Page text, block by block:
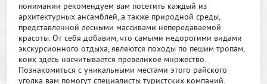
понимании рекомендуем вам посетить каждый из
архитектурных ансамблей, а также природной среды,
представленной лесными массивами непередаваемой
красоты. От себя добавим, что самыми недорогими видами
экскурсионного отдыха, являются походы по пешим тропам,
коих здесь насчитывается превеликое множество.
Познакомиться с уникальными местами этого райского
уголка вам помогут специалисты туристских компаний.